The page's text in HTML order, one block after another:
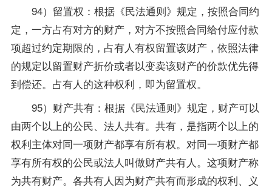
94）留置权：根据《民法通则》规定，按照合同约
定，一方占有对方的财产，对方不按照合同给付应付款
项超过约定期限的，占有人有权留置该财产，依照法律
的规定以留置财产折价或者以变卖该财产的价款优先得
到偿还。占有人的这种权利，即为留置权。
95）财产共有：根据《民法通则》规定，财产可以
由两个以上的公民、法人共有。共有，是指两个以上的
权利主体对同一项财产都享有所有权。对同一项财产都
享有所有权的公民或法人叫做财产共有人。这项财产称
为共有财产。各共有人因为财产共有而形成的权利、义